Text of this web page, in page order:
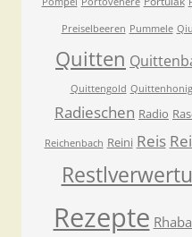
Preiselbeeren Pummele
Quitten
Quittengold Quittenhonig
Radieschen Radio
Reichenbach Reini Reis
Rezepte